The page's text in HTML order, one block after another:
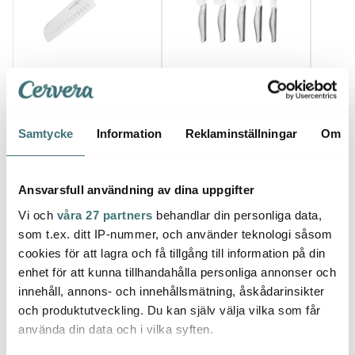
Samtycke Information Reklaminställningar Om
Ansvarsfull användning av dina uppgifter
Vi och våra 27 partners behandlar din personliga data,
som t.ex. ditt IP-nummer, och använder teknologi såsom
cookies för att lagra och få tillgång till information på din
enhet för att kunna tillhandahålla personliga annonser och
innehåll, annons- och innehållsmätning, åskådarinsikter
och produktutveckling. Du kan själv välja vilka som får
använda din data och i vilka syften.
Anders Petter
Santokukniv 30 cm
449 kr
Anders Petter Knivset 5
999 kr 1799 kr
Steel
stål
329
Låt dig inspireras av våra kunder